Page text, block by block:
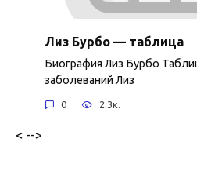
Лиз Бурбо — таблица
Биография Лиз Бурбо
заболеваний Лиз
0 2.3к.
< -->